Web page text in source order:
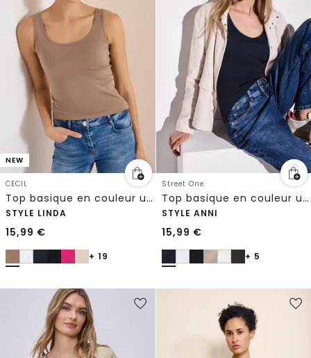
NEW
CECIL
Top basique en couleur unie
STYLE LINDA
15,99 €
+ 19
Street One
Top basique en couleur unie
STYLE ANNI
15,99 €
+ 5